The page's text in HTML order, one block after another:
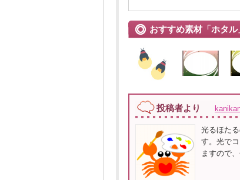
おすすめ素材「ホタル
投稿者より
光るほた
す。光で
ますので